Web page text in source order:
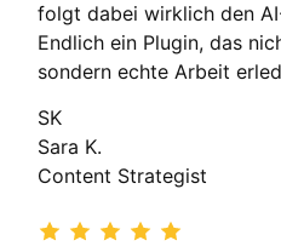
folgt dabei wirklich den
Endlich ein Plugin, das
sondern echte Arbeit
SK
Sara K.
Content Strategist